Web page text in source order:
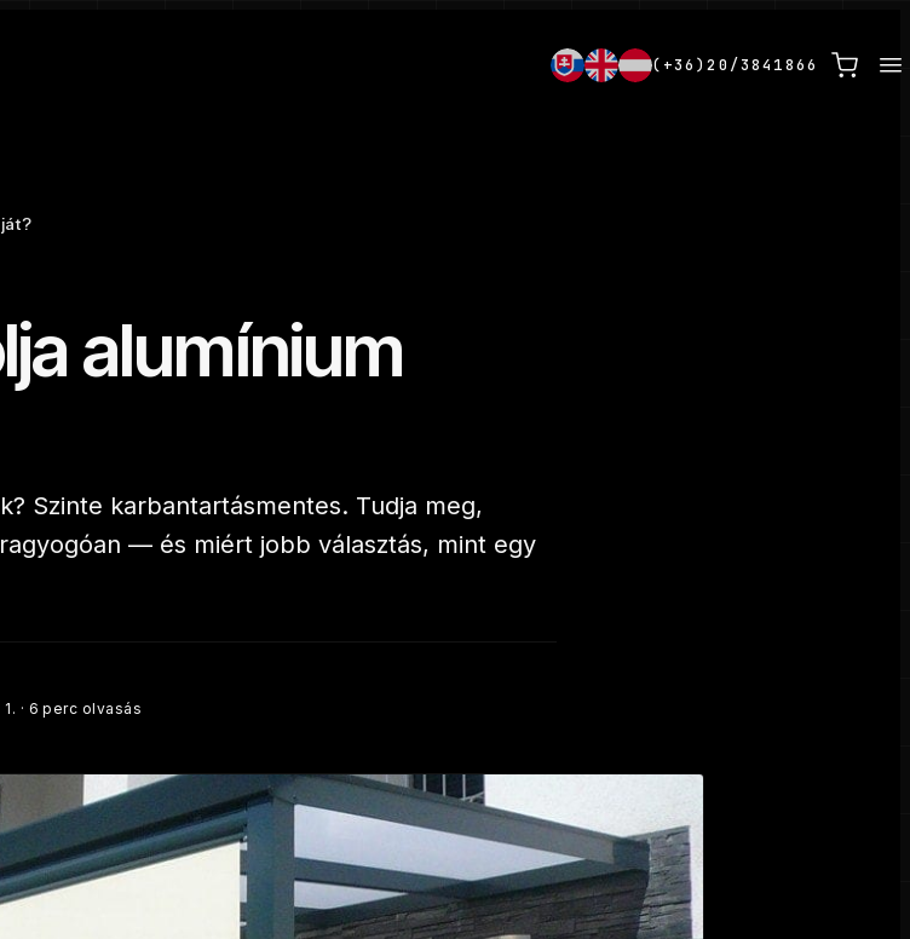
(+36)20/3841866
alumínium
Szinte karbantartásmentes. Tudja meg,
— és miért jobb választás, mint egy
· 6 perc olvasás